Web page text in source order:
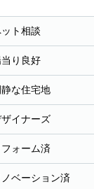
ト相談
当り良好
静な住宅地
イナーズ
フォーム済
ノベーション済